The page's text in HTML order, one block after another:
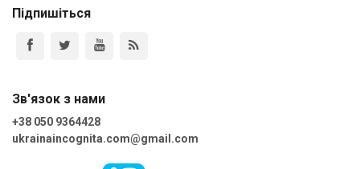
Підпишіться
Зв'язок з нами
+38 050 9364428
ukrainaincognita.com@gmail.com